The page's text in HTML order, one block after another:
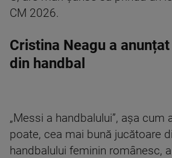
CM 2026.
Cristina Neagu a
din handbal
„Messi a handbalului”, așa cum
poate, cea mai bună jucătoare
handbalului feminin românesc,